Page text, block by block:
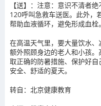
【送】：注意：意识不清者
120呼叫急救车送医。此外，
帮助血液循环，避免形成血栓。
在高温天气里，要大量饮水
额外照顾身边的老人和小孩
取正确的防暑措施、保护好
安全、舒适的夏天。
转自：北京健康教育